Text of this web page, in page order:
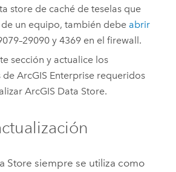
store de caché de teselas que
un equipo, también debe abrir
y 4369 en el firewall.
sección y actualice los
deArcGIS Enterprise requeridos
ArcGIS Data Store.
Store siempre se utiliza como